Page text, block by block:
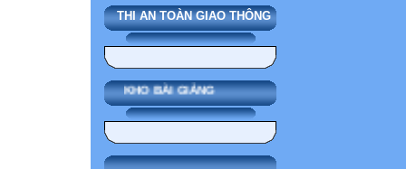
THI AN TOÀN GIAO THÔNG
KHO BÀI GIẢNG